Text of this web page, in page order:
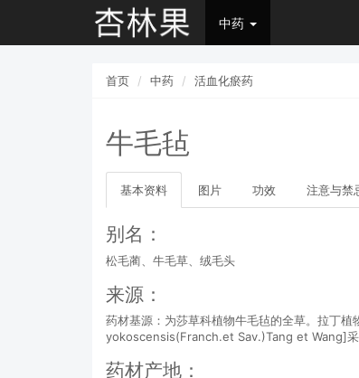
中药
首页 中药 活血化瘀药
牛毛毡
基本资料 图片 功效 注意与禁
别名：
松毛蔺、牛毛草、绒毛头
来源：
药材基源：为莎草科植物牛毛毡的全草。拉
yokoscensis(Franch.et Sav.)Tang et Wang]采
药材产地：